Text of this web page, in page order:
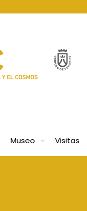
Museo Visitas